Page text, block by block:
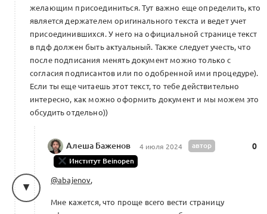
желающим присоединиться. Тут важно еще определить, кто
является держателем оригинального текста и ведет учет
присоединившихся. У него на официальной странице текст
в пдф должен быть актуальный. Также следует учесть, что
после подписания менять документ можно только с
согласия подписантов или по одобренной ими процедуре).
Если ты еще читаешь этот текст, то тебе действительно
интересно, как можно оформить документ и мы можем это
обсудить отдельно))
Алеша Баженов 4 июля 2024
автор
Институт Beinopen
0
@abajenov,
Мне кажется, что проще всего вести страницу